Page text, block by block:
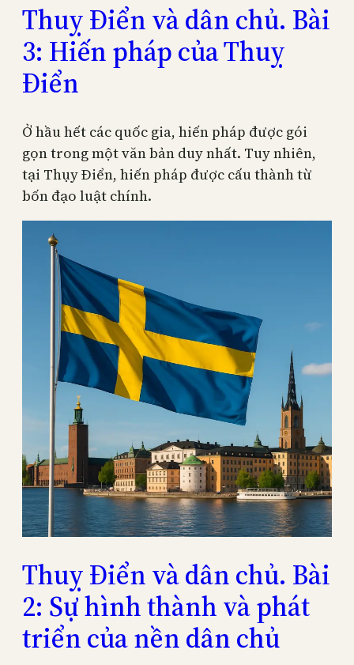
Thuỵ Điển và dân chủ. Bài
3: Hiến pháp của Thuỵ
Điển
Ở hầu hết các quốc gia, hiến pháp được gói
gọn trong một văn bản duy nhất. Tuy nhiên,
tại Thụy Điển, hiến pháp được cấu thành từ
bốn đạo luật chính.
Thuỵ Điển và dân chủ. Bài
2: Sự hình thành và phát
triển của nền dân chủ